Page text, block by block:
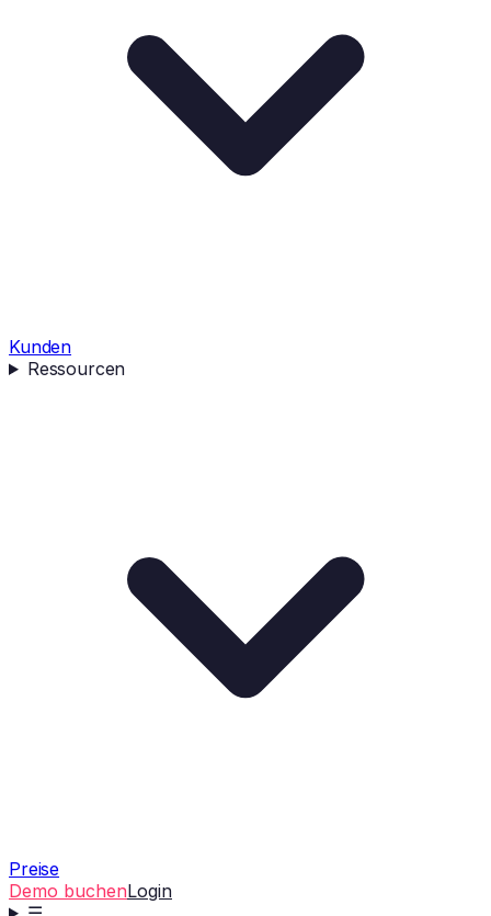
Kunden
Ressourcen
Preise
Demo buchenLogin